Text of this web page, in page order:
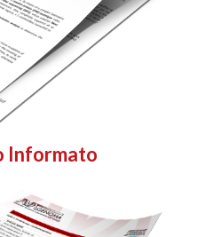
Informato